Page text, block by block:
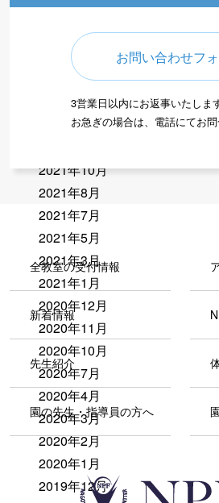
2023年11月
2023年9月
2023年6月
2023年5月
2023年3月
2023年2月
2021年10月
2021年8月
2021年7月
2021年5月
2021年3月
2021年1月
2020年12月
2020年11月
2020年10月
2020年7月
2020年4月
2020年3月
2020年2月
2020年1月
2019年12月
お問い合わせフ
3営業日以内にお返事いたします
お急ぎの場合は、電話にてお問
全教室の受付情報
新着情報
先生紹介
園の先生・指導員の方へ